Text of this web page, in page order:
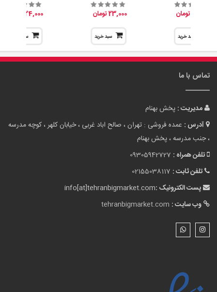
سبد خرید
23,000 تومان
سبد خرید
24,000 تومان
سبد خرید
تماس با ما
مدیریت : پخش بهنام
آدرس : عمده فروشی : تهران ، صالح اباد غربی ، خیابان کلهر ، کوچه مدرسه
، جنب مدرسه ، پخش بهنام
تلفن همراه : 09305942727
تلفن ثابت : 02155038117
پست الکترونیک :info[at]tehranbigmarket.com
وب سایت : tehranbigmarket.com